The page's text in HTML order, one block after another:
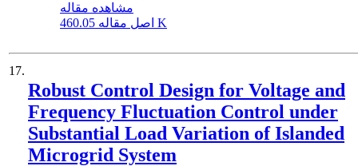
مشاهده مقاله
اصل مقاله 460.05 K
17.
Robust Control Design for Voltage and
Frequency Fluctuation Control under
Substantial Load Variation of Islanded
Microgrid System